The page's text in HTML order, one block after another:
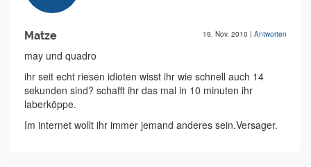
Matze 19. Nov. 2010 | Antworten
may und quadro
ihr seit echt riesen idioten wisst ihr wie schnell auch 14
sekunden sind? schafft ihr das mal in 10 minuten ihr
laberköppe.
Im internet wollt ihr immer jemand anderes sein.Versager.